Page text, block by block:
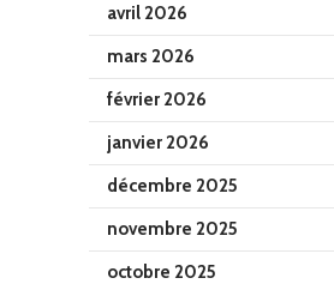
avril 2026
mars 2026
février 2026
janvier 2026
décembre 2025
novembre 2025
octobre 2025